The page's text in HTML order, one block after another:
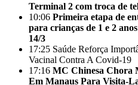
Terminal 2 com troca de
10:06 Primeira etapa de
para crianças de 1 e 2
14/3
17:25 Saúde Reforça
Vacinal Contra A Covid-19
17:16 MC Chinesa Chora
Em Manaus Para Visita-